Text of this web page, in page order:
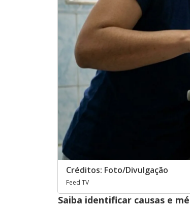
Créditos: Foto/Divulgação
Feed TV
Saiba identificar causas e